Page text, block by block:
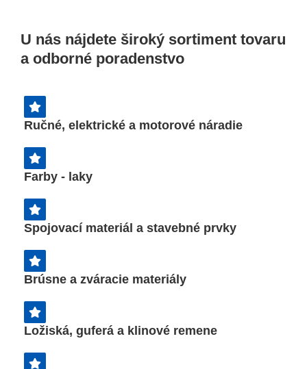
poľnohospodárske práce našou
technikou.
U nás nájdete široký sortiment tovaru
a odborné poradenstvo
Ručné, elektrické a motorové náradie
Farby - laky
Spojovací materiál a stavebné prvky
Brúsne a zváracie materiály
Ložiská, guferá a klinové remene